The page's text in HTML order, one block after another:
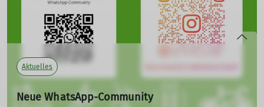
Aktuelles
Neue WhatsApp-Community